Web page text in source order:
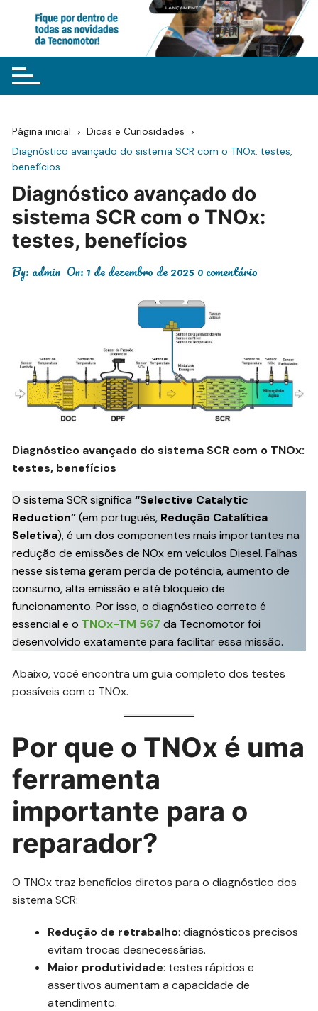
conteúdo
Página inicial
Dicas e Curiosidades
Diagnóstico avançado do sistema SCR com o TNOx: testes,
benefícios
Diagnóstico avançado do
sistema SCR com o TNOx:
testes, benefícios
By: admin On: 1 de dezembro de 2025 0 comentário
Diagnóstico avançado do sistema SCR com o TNOx:
testes, benefícios
O sistema SCR significa“Selective Catalytic
Reduction”(em português, Redução Catalítica
Seletiva), é um dos componentes mais importantes na
redução de emissões de NOx em veículos Diesel. Falhas
nesse sistema geram perda de potência, aumento de
consumo, alta emissão e até bloqueio de
funcionamento. Por isso, o diagnóstico correto é
essencial e o TNOx-TM 567 da Tecnomotor foi
desenvolvido exatamente para facilitar essa missão.
Abaixo, você encontra um guia completo dos testes
possíveis com o TNOx.
Por que o TNOx é uma
ferramenta
importante para o
reparador?
O TNOx traz benefícios diretos para o diagnóstico dos
sistema SCR:
Redução de retrabalho: diagnósticos precisos
evitam trocas desnecessárias.
Maior produtividade: testes rápidos e
assertivos aumentam a capacidade de
atendimento.